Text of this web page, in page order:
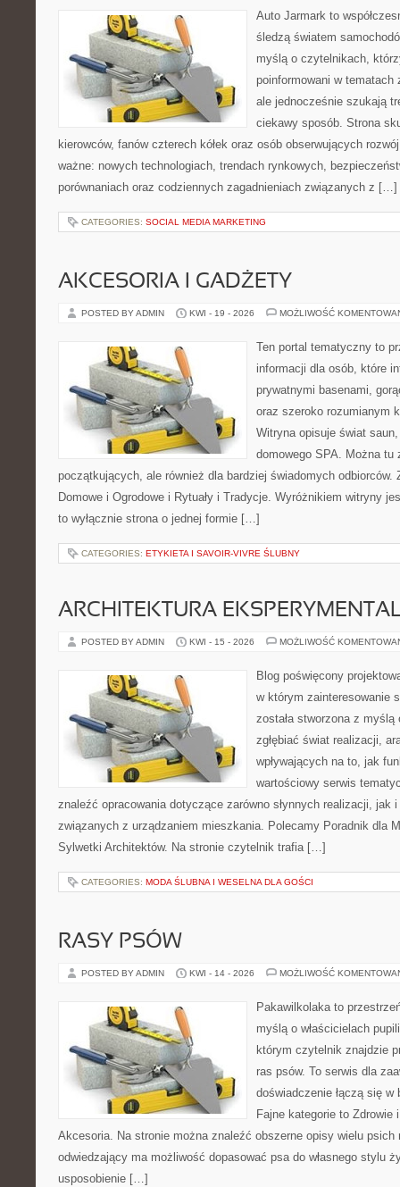
Auto Jarmark to
śledzą światem
myślą o czytelnikach,
poinformowani w
ale jednocześnie szukają
ciekawy sposób. Strona
kierowców, fanów czterech kółek oraz osób obserwujących
ważne: nowych technologiach, trendach rynkowych,
porównaniach oraz codziennych zagadnieniach związanych z […]
CATEGORIES: SOCIAL MEDIA MARKETING
AKCESORIA I GADŻETY
POSTED BY ADMIN KWI - 19 - 2026 MOŻLIWOŚĆ
Ten portal tematyczny to
informacji dla osób, które
prywatnymi basenami,
oraz szeroko rozumianym
Witryna opisuje świat
domowego SPA. Można
początkujących, ale również dla bardziej świadomych odbiorców.
Domowe i Ogrodowe i Rytuały i Tradycje. Wyróżnikiem witryny
to wyłącznie strona o jednej formie […]
CATEGORIES: ETYKIETA I SAVOIR-VIVRE ŚLUBNY
ARCHITEKTURA
POSTED BY ADMIN KWI - 15 - 2026 MOŻLIWOŚĆ
Blog poświęcony
w którym zainteresowanie
została stworzona z
zgłębiać świat realizacji,
wpływających na to, jak
wartościowy serwis
znaleźć opracowania dotyczące zarówno słynnych realizacji, jak
związanych z urządzaniem mieszkania. Polecamy Poradnik dla
Sylwetki Architektów. Na stronie czytelnik trafia […]
CATEGORIES: MODA ŚLUBNA I WESELNA DLA GOŚCI
RASY PSÓW
POSTED BY ADMIN KWI - 14 - 2026 MOŻLIWOŚĆ
Pakawilkolaka to
myślą o właścicielach
którym czytelnik znajdzie
ras psów. To serwis dla
doświadczenie łączą się w
Fajne kategorie to
Akcesoria. Na stronie można znaleźć obszerne opisy wielu psich
odwiedzający ma możliwość dopasować psa do własnego stylu
usposobienie […]